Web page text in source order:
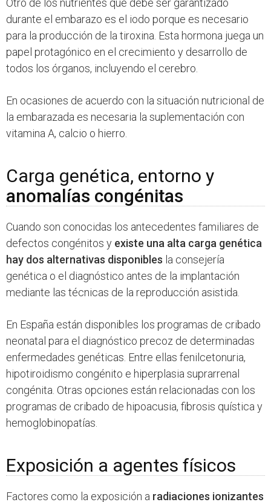
Otro de los nutrientes que debe ser garantizado
durante el embarazo es el iodo porque es necesario
para la producción de la tiroxina. Esta hormona juega un
papel protagónico en el crecimiento y desarrollo de
todos los órganos, incluyendo el cerebro.
En ocasiones de acuerdo con la situación nutricional de
la embarazada es necesaria la suplementación con
vitamina A, calcio o hierro.
Carga genética, entorno y
anomalías congénitas
Cuando son conocidas los antecedentes familiares de
defectos congénitos y existe una alta carga genética
hay dos alternativas disponibles la consejería
genética o el diagnóstico antes de la implantación
mediante las técnicas de la reproducción asistida.
En España están disponibles los programas de cribado
neonatal para el diagnóstico precoz de determinadas
enfermedades genéticas. Entre ellas fenilcetonuria,
hipotiroidismo congénito e hiperplasia suprarrenal
congénita. Otras opciones están relacionadas con los
programas de cribado de hipoacusia, fibrosis quística y
hemoglobinopatías.
Exposición a agentes físicos
Factores como la exposición a radiaciones ionizantes